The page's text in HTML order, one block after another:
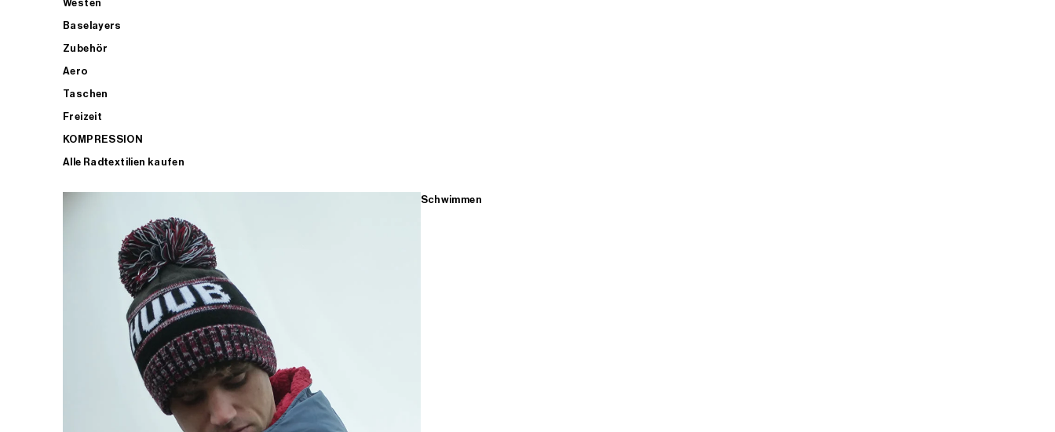
Westen
Baselayers
Zubehör
Aero
Taschen
Freizeit
KOMPRESSION
Alle Radtextilien kaufen
Schwimmen